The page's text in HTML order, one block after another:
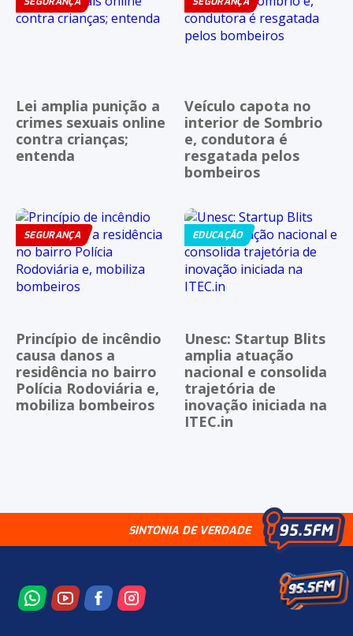
Lei amplia punição a
crimes sexuais online
contra crianças;
entenda
Veículo capota no
interior de Sombrio
e, condutora é
resgatada pelos
bombeiros
SEGURANÇA
Princípio de incêndio
causa danos a
residência no bairro
Polícia Rodoviária e,
mobiliza bombeiros
EDUCAÇÃO
Unesc: Startup Blits
amplia atuação
nacional e consolida
trajetória de
inovação iniciada na
ITEC.in
SINTONIA DE VERDADE